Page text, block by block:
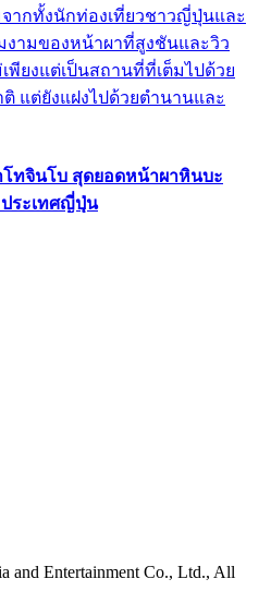
ากทั้งนักท่องเที่ยวชาวญี่ปุ่นและ
งามของหน้าผาที่สูงชันและวิว
ยงแต่เป็นสถานที่ที่เต็มไปด้วย
แต่ยังแฝงไปด้วยตำนานและ
โทจินโบ สุดยอดหน้าผาหินบะ
ระเทศญี่ปุ่น
and Entertainment Co., Ltd., All